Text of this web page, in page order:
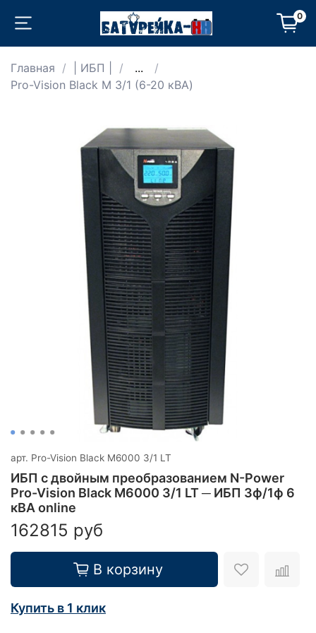
0
Главная | ИБП |
...
Pro-Vision Black M 3/1 (6-20 кВА)
арт. Pro-Vision Black M6000 3/1 LT
ИБП с двойным преобразованием N-Power
Pro-Vision Black M6000 3/1 LT ─ ИБП 3ф/1ф 6
кВА online
162815 руб
В корзину
Купить в 1 клик